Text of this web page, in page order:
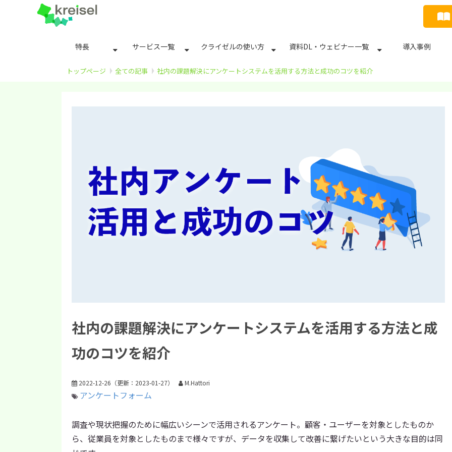
特長 サービス一覧 クライゼルの使い方 資料DL・ウェビナー一覧 導入事例
トップページ 全ての記事 社内の課題解決にアンケートシステムを活用する方法と成功のコツを紹介
社内の課題解決にアンケートシステムを活用する方法と成
功のコツを紹介
2022-12-26 （更新： 2023-01-27） M.Hattori
アンケートフォーム
調査や現状把握のために幅広いシーンで活用されるアンケート。顧客・ユーザーを対象としたものか
ら、従業員を対象としたものまで様々ですが、データを収集して改善に繋げたいという大きな目的は同